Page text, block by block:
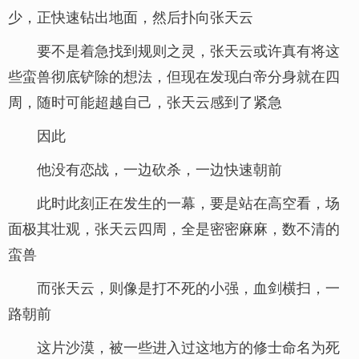
少，正快速钻出地面，然后扑向张天云
要不是着急找到规则之灵，张天云或许真有将这
些蛮兽彻底铲除的想法，但现在发现白帝分身就在四
周，随时可能超越自己，张天云感到了紧急
因此
他没有恋战，一边砍杀，一边快速朝前
此时此刻正在发生的一幕，要是站在高空看，场
面极其壮观，张天云四周，全是密密麻麻，数不清的
蛮兽
而张天云，则像是打不死的小强，血剑横扫，一
路朝前
这片沙漠，被一些进入过这地方的修士命名为死